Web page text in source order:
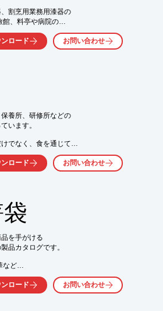
割烹用業務用漆器の
館、料亭や病院の
様のご希望を
の食器をご提案
応
問い合わせください。
ロード お問い合わせ
養所、研修所などの
います。
でなく、食を通じて
の空間演出」などにも
わせください。
ロード お問い合わせ
を手がける
品カタログです。
など
の箸置きになる
ロード お問い合わせ